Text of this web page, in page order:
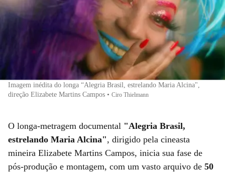
Imagem inédita do longa “Alegria Brasil, estrelando Maria Alcina",
direção Elizabete Martins Campos • Ciro Thielmann
O longa-metragem documental "Alegria Brasil,
estrelando Maria Alcina", dirigido pela cineasta
mineira Elizabete Martins Campos, inicia sua fase de
pós-produção e montagem, com um vasto arquivo de 50